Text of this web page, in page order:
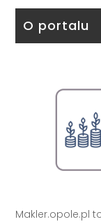
O portalu
Makler.opole.pl